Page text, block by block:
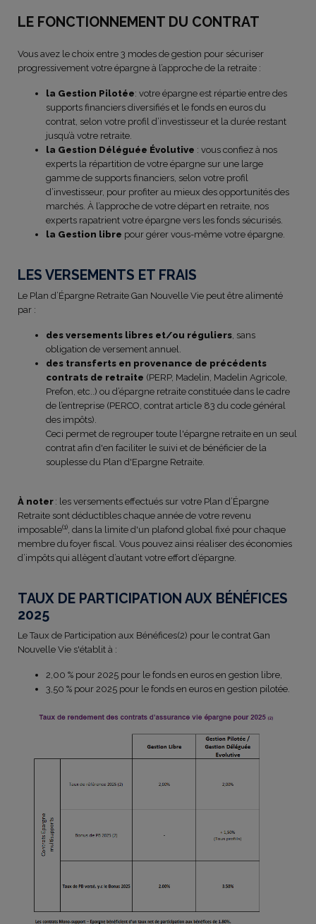
LE FONCTIONNEMENT DU CONTRAT
Vous avez le choix entre 3 modes de gestion pour sécuriser
progressivement votre épargne à l’approche de la retraite :
la Gestion Pilotée: votre épargne est répartie entre des
supports financiers diversifiés et le fonds en euros du
contrat, selon votre profil d’investisseur et la durée restant
jusqu’à votre retraite.
la Gestion Déléguée Évolutive : vous confiez à nos
experts la répartition de votre épargne sur une large
gamme de supports financiers, selon votre profil
d’investisseur, pour profiter au mieux des opportunités des
marchés. À l’approche de votre départ en retraite, nos
experts rapatrient votre épargne vers les fonds sécurisés.
la Gestion libre pour gérer vous-même votre épargne.
LES VERSEMENTS ET FRAIS
Le Plan d’Épargne Retraite Gan Nouvelle Vie peut être alimenté
par :
des versements libres et/ou réguliers, sans
obligation de versement annuel.
des transferts en provenance de précédents
contrats de retraite (PERP, Madelin, Madelin Agricole,
Prefon, etc..) ou d’épargne retraite constituée dans le cadre
de l’entreprise (PERCO, contrat article 83 du code général
des impôts).
Ceci permet de regrouper toute l'épargne retraite en un seul
contrat afin d'en faciliter le suivi et de bénéficier de la
souplesse du Plan d'Epargne Retraite.
À noter : les versements effectués sur votre Plan d’Épargne
Retraite sont déductibles chaque année de votre revenu
imposable(1), dans la limite d'un plafond global fixé pour chaque
membre du foyer fiscal. Vous pouvez ainsi réaliser des économies
d’impôts qui allègent d’autant votre effort d’épargne.
TAUX DE PARTICIPATION AUX BÉNÉFICES
2025
Le Taux de Participation aux Bénéfices(2) pour le contrat Gan
Nouvelle Vie s'établit à :
2,00 % pour 2025 pour le fonds en euros en gestion libre,
3,50 % pour 2025 pour le fonds en euros en gestion pilotée.